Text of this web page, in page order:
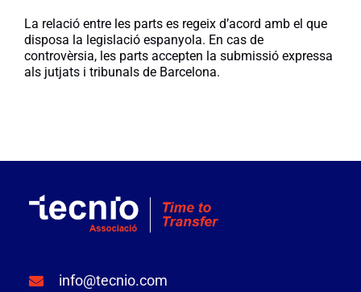
La relació entre les parts es regeix d’acord amb el que
disposa la legislació espanyola. En cas de
controvèrsia, les parts accepten la submissió expressa
als jutjats i tribunals de Barcelona.
info@tecnio.com